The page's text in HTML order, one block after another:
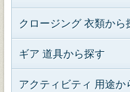
クロージング 衣類から
ギア 道具から探す
アクティビティ 用途か